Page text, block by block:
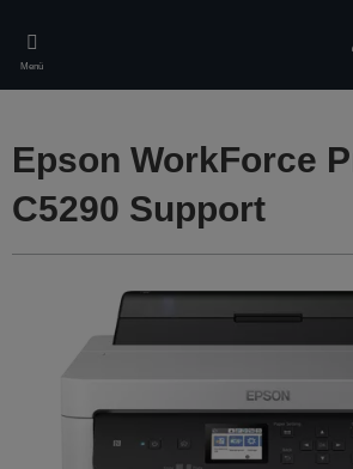
main
content
Menü
Epson WorkForce
C5290 Support